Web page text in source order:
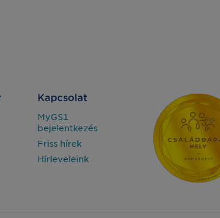
Kapcsolat
MyGS1
bejelentkezés
Friss hírek
Hírleveleink